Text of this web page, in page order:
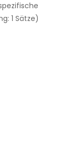
1 Sätze)